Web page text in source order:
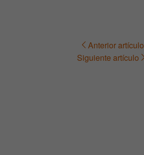
Navegación Anterior artículo
Siguiente artículo